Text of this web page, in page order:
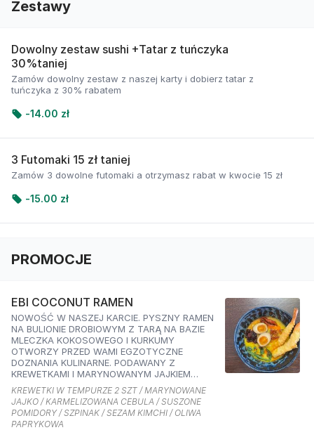
Zestawy
Dowolny zestaw sushi +Tatar z tuńczyka
30%taniej
Zamów dowolny zestaw z naszej karty i dobierz tatar z
tuńczyka z 30% rabatem
-14.00 zł
3 Futomaki 15 zł taniej
Zamów 3 dowolne futomaki a otrzymasz rabat w kwocie 15 zł
-15.00 zł
PROMOCJE
EBI COCONUT RAMEN
NOWOŚĆ W NASZEJ KARCIE. PYSZNY RAMEN
NA BULIONIE DROBIOWYM Z TARĄ NA BAZIE
MLECZKA KOKOSOWEGO I KURKUMY
OTWORZY PRZED WAMI EGZOTYCZNE
DOZNANIA KULINARNE. PODAWANY Z
KREWETKAMI I MARYNOWANYM JAJKIEM
ORAZ KARMELIZOWANĄ CEBULKĄ,
SZPINAKIEM, SUSZONYMI POMIDORAMI ORAZ
SEZAMEM O SMAKU KIMCHI I OLIWĄ
PAPRYKOWĄ
KREWETKI W TEMPURZE 2 SZT / MARYNOWANE
JAJKO / KARMELIZOWANA CEBULA / SUSZONE
POMIDORY / SZPINAK / SEZAM KIMCHI / OLIWA
PAPRYKOWA